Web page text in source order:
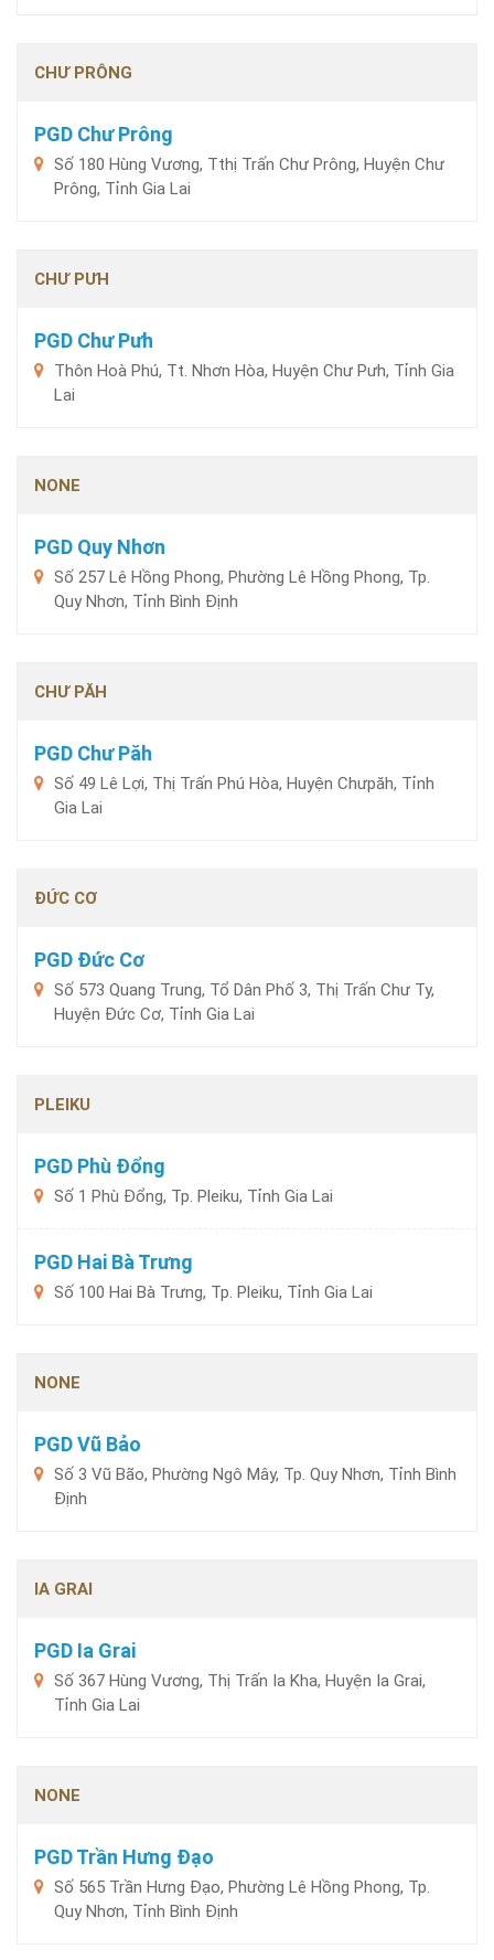
CHƯ PRÔNG
PGD Chư Prông
Số 180 Hùng Vương, Tthị Trấn Chư Prông, Huyện Chư
Prông, Tỉnh Gia Lai
CHƯ PƯH
PGD Chư Pưh
Thôn Hoà Phú, Tt. Nhơn Hòa, Huyện Chư Pưh, Tỉnh Gia
Lai
NONE
PGD Quy Nhơn
Số 257 Lê Hồng Phong, Phường Lê Hồng Phong, Tp.
Quy Nhơn, Tỉnh Bình Định
CHƯ PĂH
PGD Chư Păh
Số 49 Lê Lợi, Thị Trấn Phú Hòa, Huyện Chưpăh, Tỉnh
Gia Lai
ĐỨC CƠ
PGD Đức Cơ
Số 573 Quang Trung, Tổ Dân Phố 3, Thị Trấn Chư Ty,
Huyện Đức Cơ, Tỉnh Gia Lai
PLEIKU
PGD Phù Đổng
Số 1 Phù Đổng, Tp. Pleiku, Tỉnh Gia Lai
PGD Hai Bà Trưng
Số 100 Hai Bà Trưng, Tp. Pleiku, Tỉnh Gia Lai
NONE
PGD Vũ Bảo
Số 3 Vũ Bão, Phường Ngô Mây, Tp. Quy Nhơn, Tỉnh Bình
Định
IA GRAI
PGD Ia Grai
Số 367 Hùng Vương, Thị Trấn Ia Kha, Huyện Ia Grai,
Tỉnh Gia Lai
NONE
PGD Trần Hưng Đạo
Số 565 Trần Hưng Đạo, Phường Lê Hồng Phong, Tp.
Quy Nhơn, Tỉnh Bình Định